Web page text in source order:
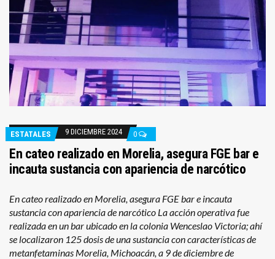
ESTATALES 9 DICIEMBRE 2024 0
En cateo realizado en Morelia, asegura FGE bar e
incauta sustancia con apariencia de narcótico
En cateo realizado en Morelia, asegura FGE bar e incauta
sustancia con apariencia de narcótico La acción operativa fue
realizada en un bar ubicado en la colonia Wenceslao Victoria; ahí
se localizaron 125 dosis de una sustancia con características de
metanfetaminas Morelia, Michoacán, a 9 de diciembre de